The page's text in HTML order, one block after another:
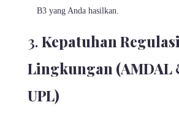
B3 yang Anda hasilkan.
Kepatuhan Regulasi
Lingkungan (AMDAL
UPL)